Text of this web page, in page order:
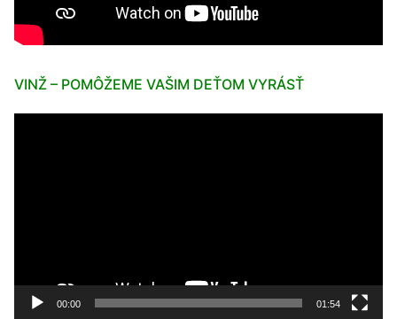
VINŽ – POMÔŽEME VAŠIM DEŤOM VYRÁSŤ
00:00 01:54